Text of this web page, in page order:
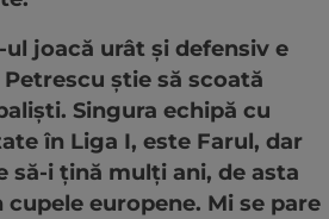
ul joacă urât și defensiv e
știe să scoată
Singura echipă cu
în Liga I, este Farul, dar
să-i țină mulți ani, de asta
europene. Mi se pare